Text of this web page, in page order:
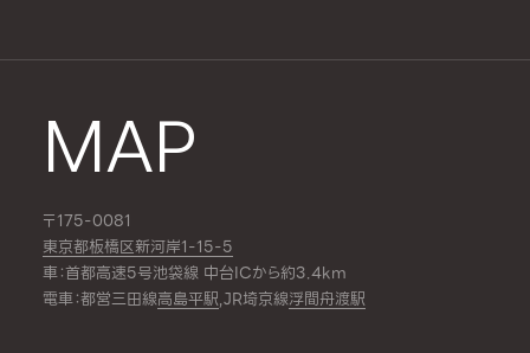
MAP
〒175-0081
東京都板橋区新河岸1-15-5
車：首都高速5号池袋線 中台ICから約3.4km
電車：都営三田線高島平駅,JR埼京線浮間舟渡駅